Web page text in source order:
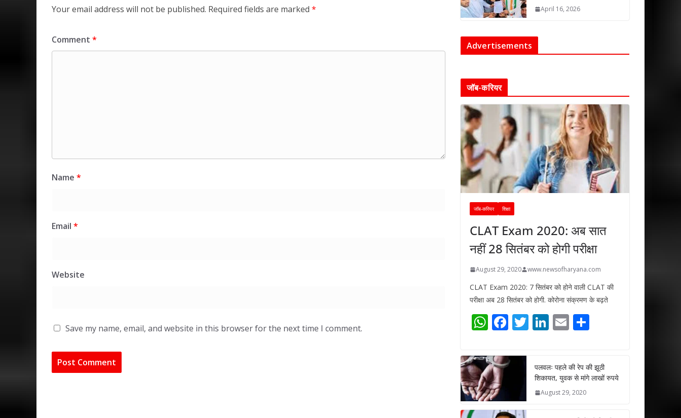
Your email address will not be published. Required fields are marked *
Comment *
Name *
Email *
Website
Save my name, email, and website in this browser for the next time I comment.
April 16, 2026
Advertisements
जॉब-करियर
जॉब-करियर शिक्षा
CLAT Exam 2020: अब सात
नहीं 28 सितंबर को होगी परीक्षा
August 29, 2020 www.newsofharyana.com
CLAT Exam 2020: 7 सितंबर को होने वाली CLAT की
परीक्षा अब 28 सितंबर को होगी. कोरोना संक्रमण के बढ़ते
W
at
s
A
p
F
e
b
o
T
er
Li
e
dI
n
E
l e
पलवलः पहले की रेप की झूठी
शिकायत, युवक से मांगे लाखों रुपये
August 29, 2020